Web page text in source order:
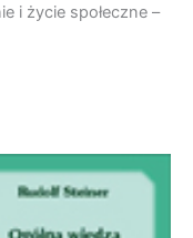
i życie społeczne –